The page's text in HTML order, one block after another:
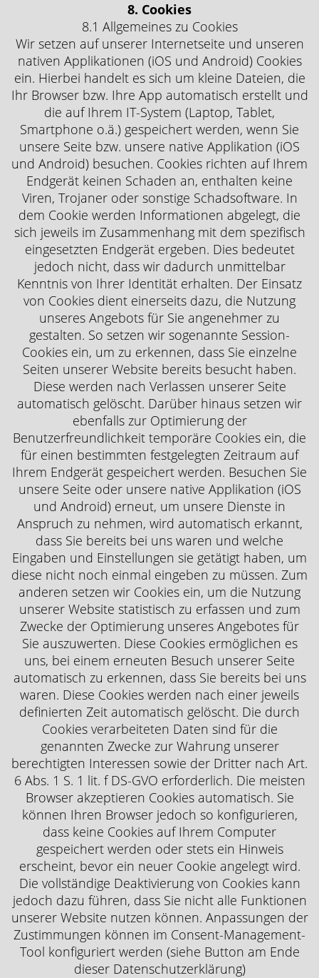
8. Cookies
8.1 Allgemeines zu Cookies
Wir setzen auf unserer Internetseite und unseren
nativen Applikationen (iOS und Android) Cookies
ein. Hierbei handelt es sich um kleine Dateien, die
Ihr Browser bzw. Ihre App automatisch erstellt und
die auf Ihrem IT-System (Laptop, Tablet,
Smartphone o.ä.) gespeichert werden, wenn Sie
unsere Seite bzw. unsere native Applikation (iOS
und Android) besuchen. Cookies richten auf Ihrem
Endgerät keinen Schaden an, enthalten keine
Viren, Trojaner oder sonstige Schadsoftware. In
dem Cookie werden Informationen abgelegt, die
sich jeweils im Zusammenhang mit dem spezifisch
eingesetzten Endgerät ergeben. Dies bedeutet
jedoch nicht, dass wir dadurch unmittelbar
Kenntnis von Ihrer Identität erhalten. Der Einsatz
von Cookies dient einerseits dazu, die Nutzung
unseres Angebots für Sie angenehmer zu
gestalten. So setzen wir sogenannte Session-
Cookies ein, um zu erkennen, dass Sie einzelne
Seiten unserer Website bereits besucht haben.
Diese werden nach Verlassen unserer Seite
automatisch gelöscht. Darüber hinaus setzen wir
ebenfalls zur Optimierung der
Benutzerfreundlichkeit temporäre Cookies ein, die
für einen bestimmten festgelegten Zeitraum auf
Ihrem Endgerät gespeichert werden. Besuchen Sie
unsere Seite oder unsere native Applikation (iOS
und Android) erneut, um unsere Dienste in
Anspruch zu nehmen, wird automatisch erkannt,
dass Sie bereits bei uns waren und welche
Eingaben und Einstellungen sie getätigt haben, um
diese nicht noch einmal eingeben zu müssen. Zum
anderen setzen wir Cookies ein, um die Nutzung
unserer Website statistisch zu erfassen und zum
Zwecke der Optimierung unseres Angebotes für
Sie auszuwerten. Diese Cookies ermöglichen es
uns, bei einem erneuten Besuch unserer Seite
automatisch zu erkennen, dass Sie bereits bei uns
waren. Diese Cookies werden nach einer jeweils
definierten Zeit automatisch gelöscht. Die durch
Cookies verarbeiteten Daten sind für die
genannten Zwecke zur Wahrung unserer
berechtigten Interessen sowie der Dritter nach Art.
6 Abs. 1 S. 1 lit. f DS-GVO erforderlich. Die meisten
Browser akzeptieren Cookies automatisch. Sie
können Ihren Browser jedoch so konfigurieren,
dass keine Cookies auf Ihrem Computer
gespeichert werden oder stets ein Hinweis
erscheint, bevor ein neuer Cookie angelegt wird.
Die vollständige Deaktivierung von Cookies kann
jedoch dazu führen, dass Sie nicht alle Funktionen
unserer Website nutzen können. Anpassungen der
Zustimmungen können im Consent-Management-
Tool konfiguriert werden (siehe Button am Ende
dieser Datenschutzerklärung)